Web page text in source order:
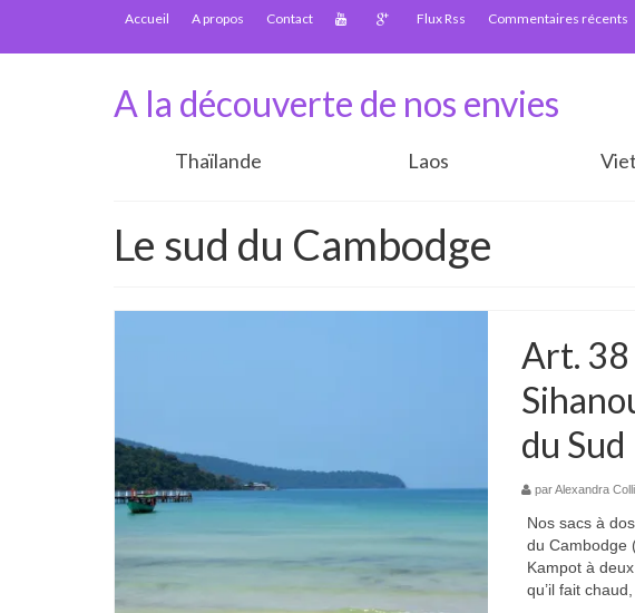
Accueil A propos Contact Flux Rss Commentaires récents
A la découverte de nos envies
Thaïlande Laos
Le sud du Cambodge
Art. 38
du Sud
parAlexandra
Nos sacs à
du Cambodge
Kampot à
qu’il fait